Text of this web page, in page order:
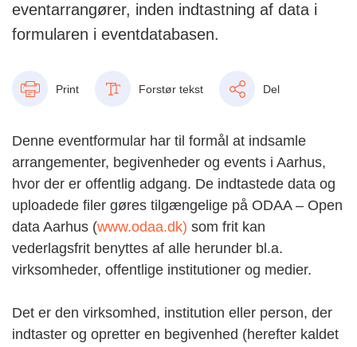
eventarrangører, inden indtastning af data i
formularen i eventdatabasen.
Print Forstør tekst Del
Denne eventformular har til formål at indsamle
arrangementer, begivenheder og events i Aarhus,
hvor der er offentlig adgang. De indtastede data og
uploadede filer gøres tilgængelige på ODAA – Open
data Aarhus (www.odaa.dk) som frit kan
vederlagsfrit benyttes af alle herunder bl.a.
virksomheder, offentlige institutioner og medier.
Det er den virksomhed, institution eller person, der
indtaster og opretter en begivenhed (herefter kaldet